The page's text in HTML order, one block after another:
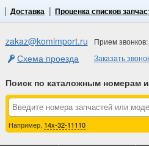
Доставка Проценка списков
zakaz@komimport.ru
Схема проезда
Прием
Заказать
Поиск по каталожным номерам
Например, 14x-32-11110